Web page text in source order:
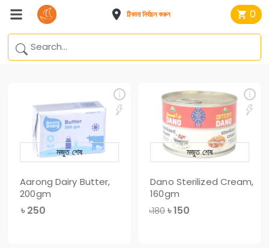
ঠিকানা নির্বাচন করুন 0
Aarong Dairy Butter,
200gm
৳ 250
মজুত শেষ
Dano Sterilized Cream,
160gm
৳180 ৳150
মজুত শেষ